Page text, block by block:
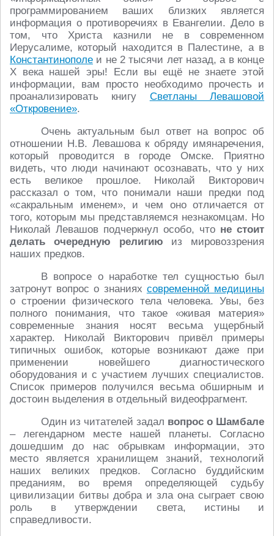
программированием ваших близких является
информация о противоречиях в Евангелии. Дело в
том, что Христа казнили не в современном
Иерусалиме, который находится в Палестине, а в
Константинополе и не 2 тысячи лет назад, а в конце
Х века нашей эры! Если вы ещё не знаете этой
информации, вам просто необходимо прочесть и
проанализировать книгу Светланы Левашовой
«Откровение».
Очень актуальным был ответ на вопрос об
отношении Н.В. Левашова к обряду имянаречения,
который проводится в городе Омске. Приятно
видеть, что люди начинают осознавать, что у них
есть великое прошлое. Николай Викторович
рассказал о том, что понимали наши предки под
«сакральным именем», и чем оно отличается от
того, которым мы представляемся незнакомцам. Но
Николай Левашов подчеркнул особо, что не стоит
делать очередную религию из мировоззрения
наших предков.
В вопросе о наработке тел сущностью был
затронут вопрос о знаниях современной медицины
о строении физического тела человека. Увы, без
полного понимания, что такое «живая материя»
современные знания носят весьма ущербный
характер. Николай Викторович привёл примеры
типичных ошибок, которые возникают даже при
применении новейшего диагностического
оборудования и с участием лучших специалистов.
Список примеров получился весьма обширным и
достоин выделения в отдельный видеофрагмент.
Один из читателей задал вопрос о Шамбале
– легендарном месте нашей планеты. Согласно
дошедшим до нас обрывкам информации, это
место является хранилищем знаний, технологий
наших великих предков. Согласно буддийским
преданиям, во время определяющей судьбу
цивилизации битвы добра и зла она сыграет свою
роль в утверждении света, истины и
справедливости.